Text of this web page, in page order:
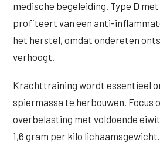
medische begeleiding. Type D
profiteert van een anti-
het herstel, omdat ondereten
verhoogt.
Krachttraining wordt essentieel
spiermassa te herbouwen. Focus
overbelasting met voldoende
1,6 gram per kilo